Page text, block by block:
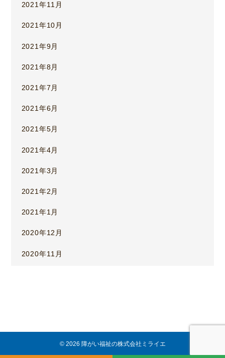
2021年11月
2021年10月
2021年9月
2021年8月
2021年7月
2021年6月
2021年5月
2021年4月
2021年3月
2021年2月
2021年1月
2020年12月
2020年11月
© 2026 障がい福祉の株式会社ミライエ